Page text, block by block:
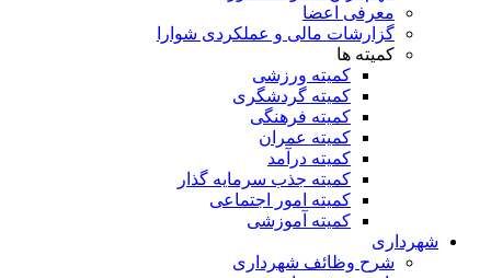
معرفی اعضا
گزارشات مالی و عملکردی شوارا
کمیته ها
کمیته ورزشی
کمیته گردشگری
کمیته فرهنگی
کمیته عمران
کمیته درآمد
کمیته جذب سرمایه گذار
کمیته امور اجتماعی
کمیته آموزشی
شهرداری
شرح وظائف شهرداری